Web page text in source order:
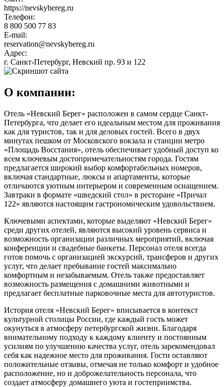
https://nevskybereg.ru
Телефон:
8 800 500 77 83
E-mail:
reservation@nevskybereg.ru
Адрес:
г. Санкт-Петербург, Невский пр. 93 и 122
О компании:
Отель «Невский Берег» расположен в самом сердце Санкт-
Петербурга, что делает его идеальным местом для проживания
как для туристов, так и для деловых гостей. Всего в двух
минутах пешком от Московского вокзала и станции метро
«Площадь Восстания», отель обеспечивает удобный доступ ко
всем ключевым достопримечательностям города. Гостям
предлагается широкий выбор комфортабельных номеров,
включая стандартные, люксы и апартаменты, которые
отличаются уютным интерьером и современным оснащением.
Завтраки в формате «шведский стол» в ресторане «Причал
122» являются настоящим гастрономическим удовольствием.
Ключевыми аспектами, которые выделяют «Невский Берег»
среди других отелей, являются высокий уровень сервиса и
возможность организации различных мероприятий, включая
конференции и свадебные банкеты. Персонал отеля всегда
готов помочь с организацией экскурсий, трансферов и других
услуг, что делает пребывание гостей максимально
комфортным и незабываемым. Отель также предоставляет
возможность размещения с домашними животными и
предлагает бесплатные парковочные места для автотуристов.
История отеля «Невский Берег» вписывается в контекст
культурной столицы России, где каждый гость может
окунуться в атмосферу петербургской жизни. Благодаря
внимательному подходу к каждому клиенту и постоянным
усилиям по улучшению качества услуг, отель зарекомендовал
себя как надежное место для проживания. Гости оставляют
положительные отзывы, отмечая не только комфорт и удобное
расположение, но и доброжелательность персонала, что
создает атмосферу домашнего уюта и гостеприимства.